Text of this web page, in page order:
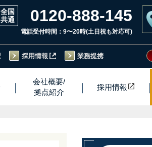
0120-888-145
電話受付時間：9〜20時(土日祝も対応可)
採用情報 業務提携
会社概要/
拠点紹介
採用情報